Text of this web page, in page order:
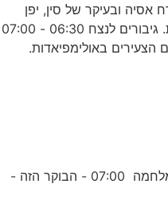
ובעיקר של סין, יפן
ודרום קוריאה באולימפיאדות השונות. גיבורים לנצח 06:30 - 07:00
באולימפיאדות.
06:00 - חדשות הבוקר - ישראל במלחמה 07:00 - הבוקר הזה -